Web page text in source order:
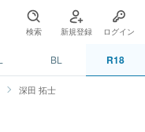
検索 新規登録 ログイン
BL R18
深田 拓士